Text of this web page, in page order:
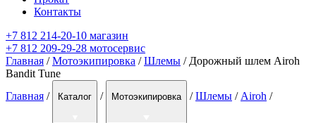
Контакты
+7 812 214-20-10 магазин
+7 812 209-29-28 мотосервис
Главная /Мотоэкипировка /Шлемы / Дорожный шлем Airoh
Bandit Tune
Главная / Каталог / Мотоэкипировка / Шлемы / Airoh /